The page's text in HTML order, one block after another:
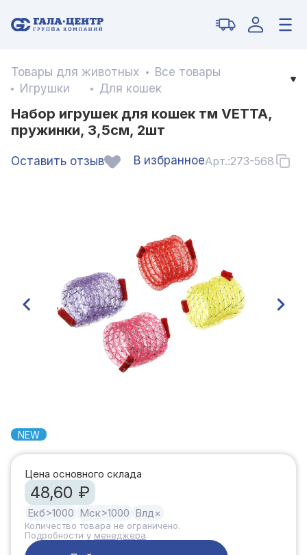
Товары для животных
Все товары
Игрушки
Для кошек
Набор игрушек для кошек тм VETTA,
пружинки, 3,5см, 2шт
Оставить отзыв В избранноеАрт.:273-568
NEW
Цена основного склада
48,60 ₽
Екб>1000 Мск>1000 Влд ×
Количество товара не ограничено.
Подробности у менеджера.